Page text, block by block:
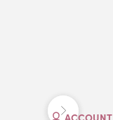
Anterior
Siguiente
ACCOUNT